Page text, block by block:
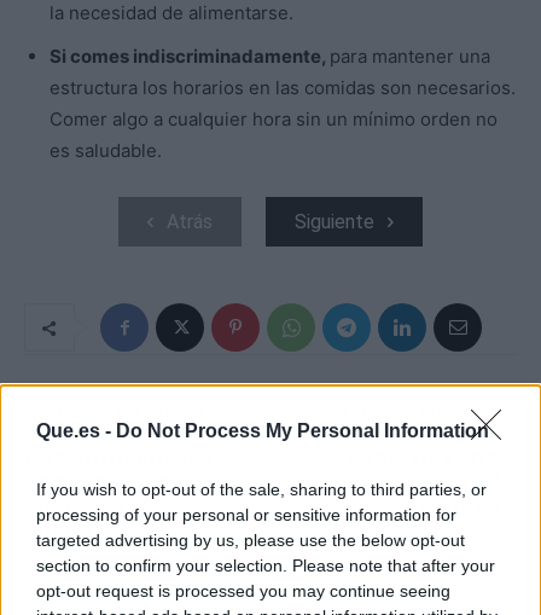
Que.es - Do Not Process My Personal Information
If you wish to opt-out of the sale, sharing to third parties, or
processing of your personal or sensitive information for
targeted advertising by us, please use the below opt-out
section to confirm your selection. Please note that after your
opt-out request is processed you may continue seeing
la necesidad de alimentarse.
Si comes indiscriminadamente, para mantener una
estructura los horarios en las comidas son necesarios.
Comer algo a cualquier hora sin un mínimo orden no
es saludable.
Atrás Siguiente
KYLIE MINOGUE EN EL
ACTUACIONES MÁS
'HOT' ANTES DE
'DISCO'
ARTÍCULO SIGUIENTE
CÓMO DISIMULAR LA
HACERLA MÁS
PEQUEÑA